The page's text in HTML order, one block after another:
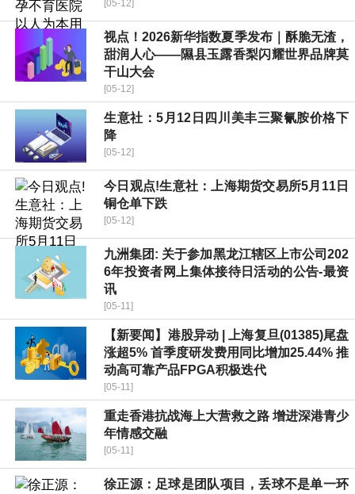
[05-12]
视点！2026新华指数夏季发布｜酥脆无渣，
甜润人心——隰县玉露香梨闪耀世界品牌莫
干山大会
[05-12]
生意社：5月12日四川美丰三聚氰胺价格下
降
[05-12]
今日观点!生意社：上海期货交易所5月11日
铜仓单下跌
[05-12]
九洲集团: 关于参加黑龙江辖区上市公司202
6年投资者网上集体接待日活动的公告-最资
讯
[05-11]
【新要闻】港股异动 | 上海复旦(01385)尾盘
涨超5% 首季度研发费用同比增加25.44% 推
动高可靠产品FPGA积极迭代
[05-11]
重走香港抗战海上大营救之路 增进深港青少
年情感交融
[05-11]
徐正源：足球是团队项目，丢球不是单一环